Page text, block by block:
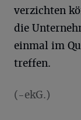
verzichten
die
einmal im
treffen.
(-ekG.)